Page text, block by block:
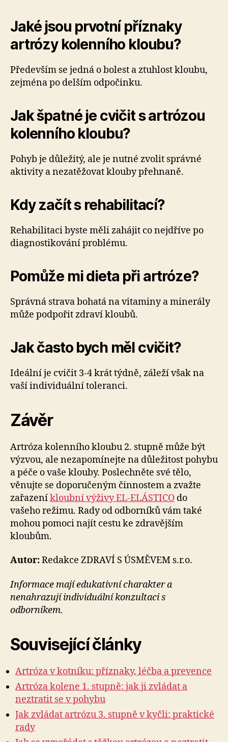
Jaké jsou prvotní příznaky
artrózy kolenního kloubu?
Především se jedná o bolest a ztuhlost kloubu,
zejména po delším odpočinku.
Jak špatné je cvičit s artrózou
kolenního kloubu?
Pohyb je důležitý, ale je nutné zvolit správné
aktivity a nezatěžovat klouby přehnaně.
Kdy začít s rehabilitací?
Rehabilitaci byste měli zahájit co nejdříve po
diagnostikování problému.
Pomůže mi dieta při artróze?
Správná strava bohatá na vitaminy a minerály
může podpořit zdraví kloubů.
Jak často bych měl cvičit?
Ideální je cvičit 3-4 krát týdně, záleží však na
vaší individuální toleranci.
Závěr
Artróza kolenního kloubu 2. stupně může být
výzvou, ale nezapomínejte na důležitost pohybu
a péče o vaše klouby. Poslechněte své tělo,
věnujte se doporučeným činnostem a zvažte
zařazeníkloubní výživy EL-ELÁSTICO do
vašeho režimu. Rady od odborníků vám také
mohou pomoci najít cestu ke zdravějším
kloubům.
Autor:Redakce ZDRAVÍ S ÚSMĚVEM s.r.o.
Informace mají edukativní charakter a
nenahrazují individuální konzultaci s
odborníkem.
Související články
Artróza v kotníku: příznaky, léčba a prevence
Artróza kolene 1. stupně: jak ji zvládat a
neztratit se v pohybu
Jak zvládat artrózu 3. stupně v kyčli: praktické
rady